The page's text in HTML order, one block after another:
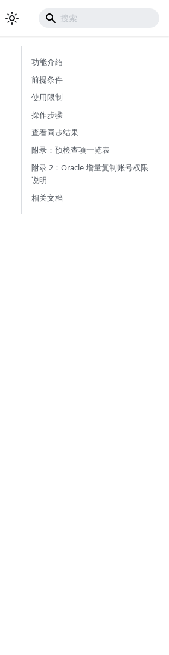
功能介绍
前提条件
使用限制
操作步骤
查看同步结果
附录：预检查项一览表
附录 2：Oracle 增量复制账号权限
说明
相关文档